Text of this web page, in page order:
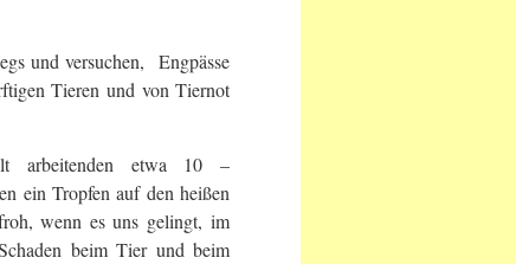
und versuchen, Engpässe
Tieren und von Tiernot
arbeitenden etwa 10 –
ein Tropfen auf den heißen
wenn es uns gelingt, im
beim Tier und beim